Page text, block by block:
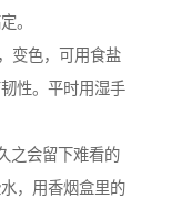
。
变色，可用食盐
性。平时用湿手
之会留下难看的
，用香烟盒里的